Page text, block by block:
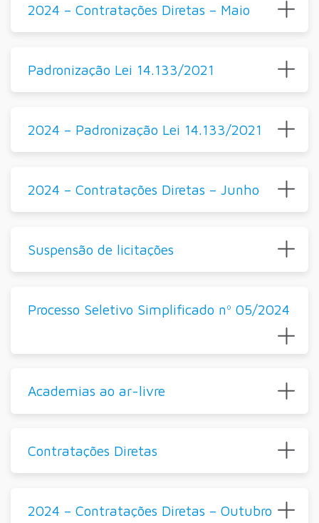
2024 – Contratações Diretas – Maio
Padronização Lei 14.133/2021
2024 – Padronização Lei 14.133/2021
2024 – Contratações Diretas – Junho
Suspensão de licitações
Processo Seletivo Simplificado nº 05/2024
Academias ao ar-livre
Contratações Diretas
2024 – Contratações Diretas – Outubro